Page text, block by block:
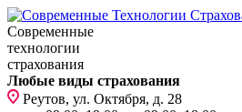
Современные
технологии
страхования
Любые виды страхования
Реутов, ул. Октября, д. 28